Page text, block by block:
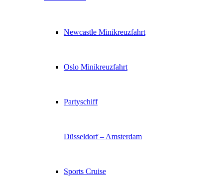
Newcastle Minikreuzfahrt
Oslo Minikreuzfahrt
Partyschiff
Düsseldorf – Amsterdam
Sports Cruise